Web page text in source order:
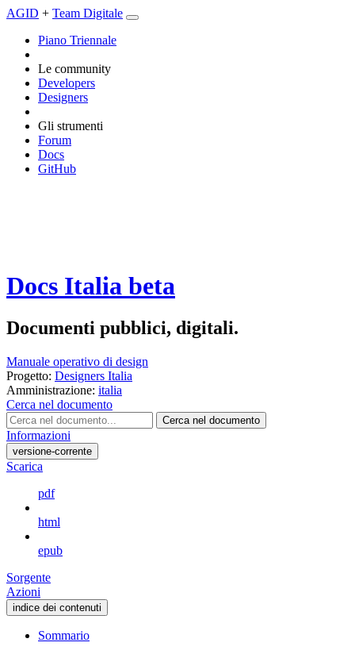
AGID + Team Digitale
Piano Triennale
Le community
Developers
Designers
Gli strumenti
Forum
Docs
GitHub
Docs Italia beta
Documenti pubblici, digitali.
Manuale operativo di design
Progetto: Designers Italia
Amministrazione: italia
Cerca nel documento
Cerca nel documento
Informazioni
versione-corrente
Scarica
pdf
html
epub
Sorgente
Azioni
indice dei contenuti
Sommario